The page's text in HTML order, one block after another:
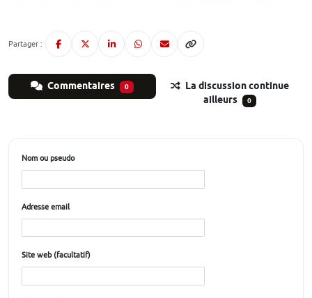
Partager :
Commentaires 0
La discussion continue
ailleurs
0
Nom ou pseudo
Adresse email
Site web (facultatif)